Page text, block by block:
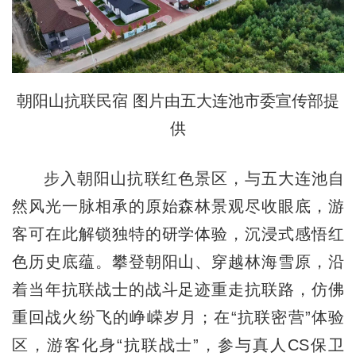
朝阳山抗联民宿 图片由五大连池市委宣传部提
供
步入朝阳山抗联红色景区，与五大连池自
然风光一脉相承的原始森林景观尽收眼底，游
客可在此解锁独特的研学体验，沉浸式感悟红
色历史底蕴。攀登朝阳山、穿越林海雪原，沿
着当年抗联战士的战斗足迹重走抗联路，仿佛
重回战火纷飞的峥嵘岁月；在“抗联密营”体验
区，游客化身“抗联战士”，参与真人CS保卫